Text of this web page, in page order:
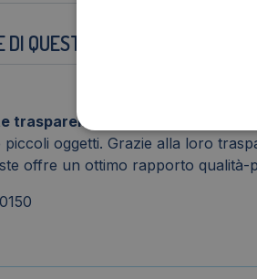
QUESTE BUSTE?
trasparenti senza grip WePoly f.to
oggetti. Grazie alla loro
offre un ottimo rapporto